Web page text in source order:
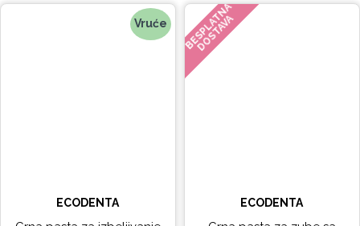
Vruće
ECODENTA
BESPLATNA
DOSTAVA
ECODENTA